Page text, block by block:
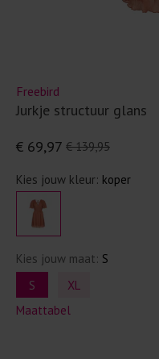
Freebird
Jurkje structuur glans
€ 139,95
€ 69,97
Kies jouw kleur: koper
Kies jouw maat: S
S
XL
Maattabel